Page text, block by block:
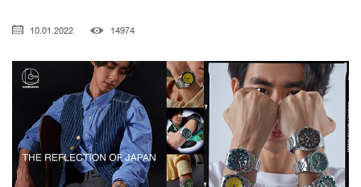
10.01.2022 14974